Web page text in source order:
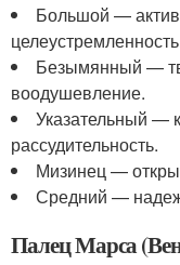
Большой —
Безымянный —
воодушевление.
Указательный —
рассудительность.
Мизинец —
Средний —
Палец Марса